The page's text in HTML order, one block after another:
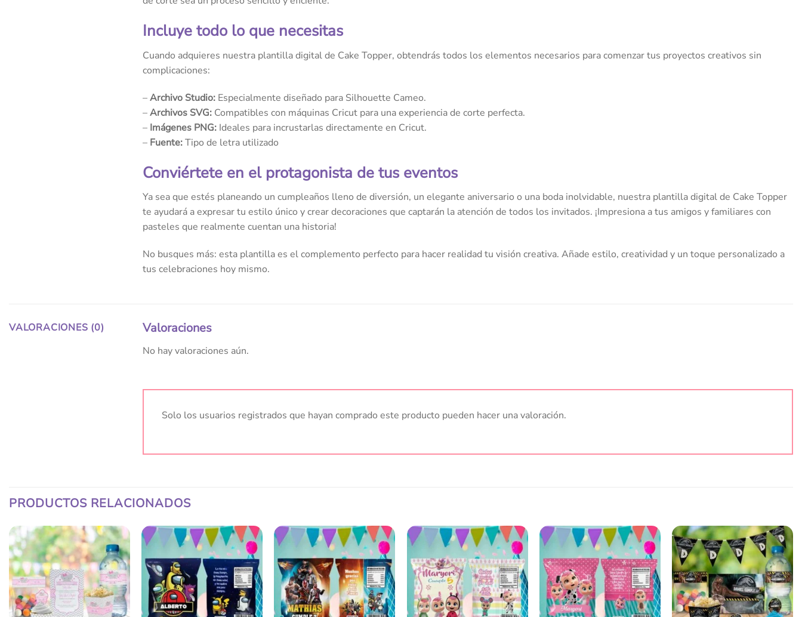
Incluye todo lo que necesitas
Cuando adquieres nuestra plantilla digital de Cake Topper, obtendrás todos los elementos necesarios para comenzar tus proyectos creativos sin
complicaciones:
–Archivo Studio: Especialmente diseñado para Silhouette Cameo.
–Archivos SVG: Compatibles con máquinas Cricut para una experiencia de corte perfecta.
– Imágenes PNG: Ideales para incrustarlas directamente en Cricut.
– Fuente:Tipo de letra utilizado
Conviértete en el protagonista de tus eventos
Ya sea que estés planeando un cumpleaños lleno de diversión, un elegante aniversario o una boda inolvidable, nuestra plantilla digital de Cake Topper
te ayudará a expresar tu estilo único y crear decoraciones que captarán la atención de todos los invitados. ¡Impresiona a tus amigos y familiares con
pasteles que realmente cuentan una historia!
No busques más: esta plantilla es el complemento perfecto para hacer realidad tu visión creativa. Añade estilo, creatividad y un toque personalizado a
tus celebraciones hoy mismo.
VALORACIONES (0) Valoraciones
No hay valoraciones aún.
Solo los usuarios registrados que hayan comprado este producto pueden hacer una valoración.
PRODUCTOS RELACIONADOS
Añadir
a la
lista
de
deseos
Añadir
a la
lista
de
deseos
Añadir
a la
lista
de
deseos
Añadir
a la
lista
de
deseos
Añadir
a la
lista
de
deseos
Añadir
a la
lista
de
deseos